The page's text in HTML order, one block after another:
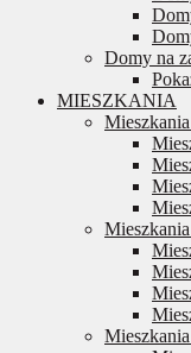
Domy na
MIESZKANIA